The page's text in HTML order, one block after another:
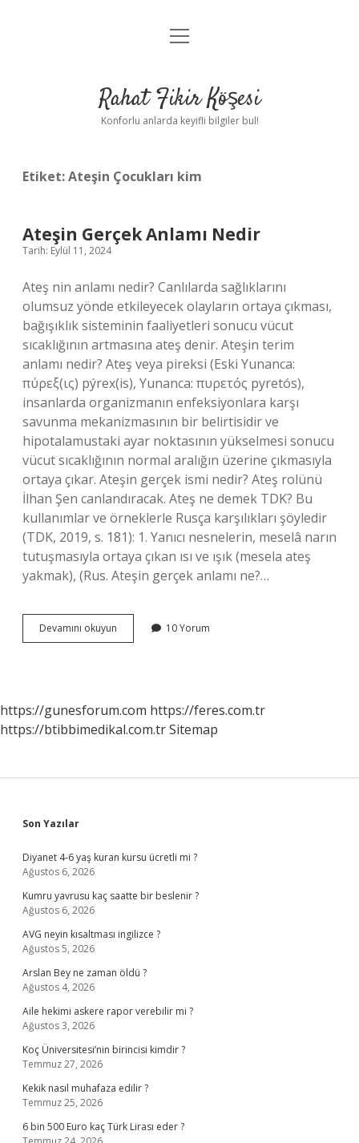
Anasayfa
Yasal Uyarı
menüyü
Rahat Fikir Köşesi
Konforlu anlarda keyifli bilgiler bul!
Etiket:Ateşin Çocukları kim
Ateşin Gerçek Anlamı Nedir
Tarih: Eylül 11, 2024
Ateş nin anlamı nedir? Canlılarda sağlıklarını
olumsuz yönde etkileyecek olayların ortaya çıkması,
bağışıklık sisteminin faaliyetleri sonucu vücut
sıcaklığının artmasına ateş denir. Ateşin terim
anlamı nedir? Ateş veya pireksi (Eski Yunanca:
πύρεξ(ις) pýrex(is), Yunanca: πυρετός pyretós),
insanlarda organizmanın enfeksiyonlara karşı
savunma mekanizmasının bir belirtisidir ve
hipotalamustaki ayar noktasının yükselmesi sonucu
vücut sıcaklığının normal aralığın üzerine çıkmasıyla
ortaya çıkar. Ateşin gerçek ismi nedir? Ateş rolünü
İlhan Şen canlandıracak. Ateş ne demek TDK? Bu
kullanımlar ve örneklerle Rusça karşılıkları şöyledir
(TDK, 2019, s. 181): 1. Yanıcı nesnelerin, meselâ narın
tutuşmasıyla ortaya çıkan ısı ve ışık (mesela ateş
yakmak), (Rus. Ateşin gerçek anlamı ne?…
Devamını okuyun
Gerçek
10 Yorum
https://gunesforum.com https://feres.com.tr
https://btibbimedikal.com.trSitemap
Sidebar
Son Yazılar
Diyanet 4-6 yaş kuran kursu ücretli mi ?
Ağustos 6, 2026
Kumru yavrusu kaç saatte bir beslenir ?
Ağustos 6, 2026
AVG neyin kısaltması ingilizce ?
Ağustos 5, 2026
Arslan Bey ne zaman öldü ?
Ağustos 4, 2026
Aile hekimi askere rapor verebilir mi ?
Ağustos 3, 2026
Koç Üniversitesi’nin birincisi kimdir ?
Temmuz 27, 2026
Kekik nasıl muhafaza edilir ?
Temmuz 25, 2026
6 bin 500 Euro kaç Türk Lirası eder ?